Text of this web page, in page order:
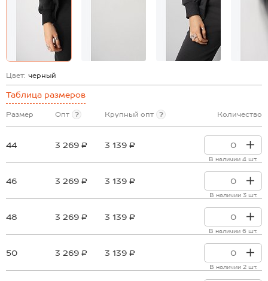
Цвет: черный
Таблица размеров
Размер Опт ? Крупный опт ? Количество
44 3 269 ₽ 3 139 ₽
В наличии 4 шт.
46 3 269 ₽ 3 139 ₽
В наличии 3 шт.
48 3 269 ₽ 3 139 ₽
В наличии 6 шт.
50 3 269 ₽ 3 139 ₽
В наличии 2 шт.